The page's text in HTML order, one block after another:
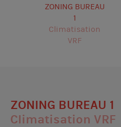
ZONING BUREAU
1
Climatisation
VRF
ZONING BUREAU 1
Climatisation VRF